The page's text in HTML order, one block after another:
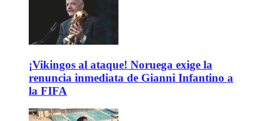
¡Vikingos al ataque! Noruega exige la
renuncia inmediata de Gianni Infantino a
la FIFA